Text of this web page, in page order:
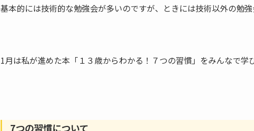
基本的には技術的な勉強会が多いのですが、ときには技術以外の勉強
1月は私が進めた本「１３歳からわかる！７つの習慣」をみんなで学
7つの習慣について